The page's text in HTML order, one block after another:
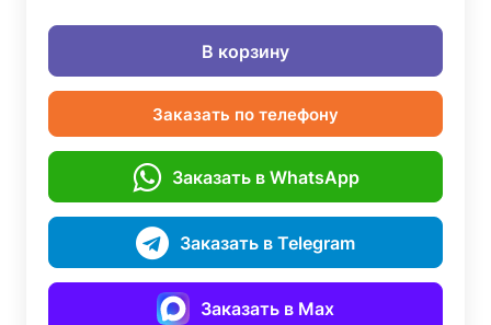
В корзину
Заказать по телефону
Заказать в WhatsApp
Заказать в Telegram
Заказать в Max